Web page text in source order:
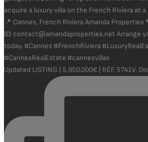
Updated LISTING | 5,950,000€ | RÉF. 5741V. Dis